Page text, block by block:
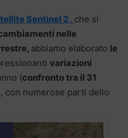
Sentinel 2 , che si
nelle
abbiamo elaborato le
variazioni
(confronto tra il 31
con numerose parti dello